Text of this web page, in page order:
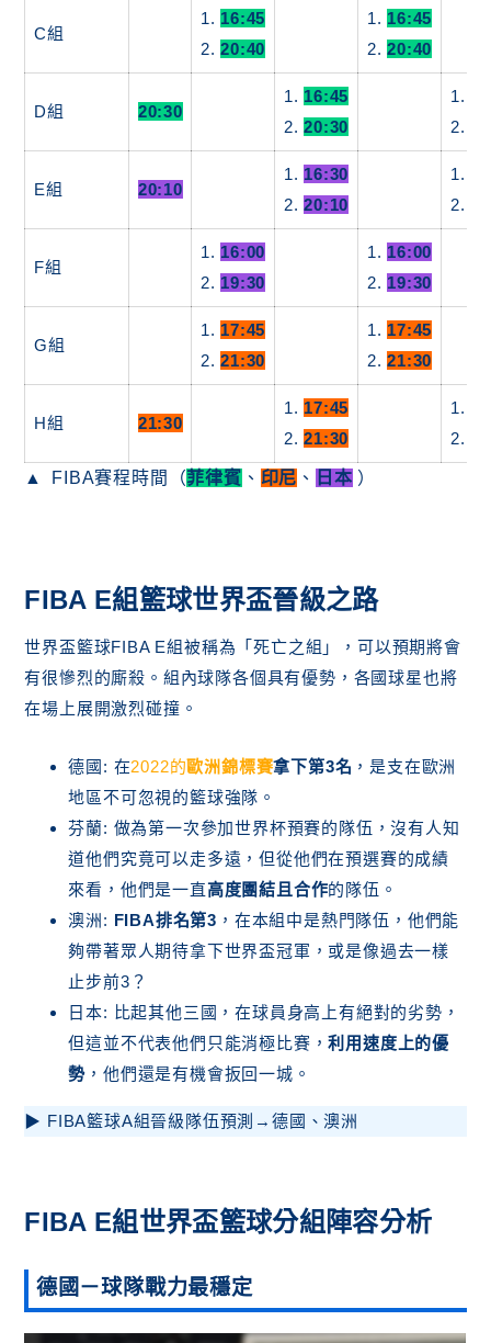
C組
1. 16:45
2.20:40
1. 16:45
2.20:40
D組 20:30
1. 16:45
2.20:30
1.
2.
E組 20:10
1. 16:30
2.20:10
1.
2.
F組
1. 16:00
2. 19:30
1. 16:00
2. 19:30
G組
1. 17:45
2.21:30
1. 17:45
2.21:30
H組 21:30
1. 17:45
2.21:30
1.
2.
FIBA賽程時間（菲律賓 、 印尼 、 日本 ）
FIBA E組籃球世界盃晉級之路
世界盃籃球FIBA E組被稱為「死亡之組」，可以預期將會
有很慘烈的廝殺。組內球隊各個具有優勢，各國球星也將
在場上展開激烈碰撞。
德國: 在2022的歐洲錦標賽拿下第3名 ，是支在歐洲
地區不可忽視的籃球強隊。
芬蘭: 做為第一次參加世界杯預賽的隊伍，沒有人知
道他們究竟可以走多遠，但從他們在預選賽的成績
來看，他們是一直高度團結且合作的隊伍。
澳洲: FIBA排名第3 ，在本組中是熱門隊伍，他們能
夠帶著眾人期待拿下世界盃冠軍，或是像過去一樣
止步前3？
日本: 比起其他三國，在球員身高上有絕對的劣勢，
但這並不代表他們只能消極比賽，利用速度上的優
勢 ，他們還是有機會扳回一城。
▶ FIBA籃球A組晉級隊伍預測→德國、澳洲
FIBA E組世界盃籃球分組陣容分析
德國－球隊戰力最穩定